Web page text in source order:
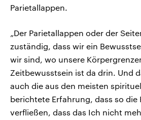
Parietallappen.
„Der Parietallappen oder der
zuständig, dass wir ein
wir sind, wo unsere
Zeitbewusstsein ist da drin. Und
auch die aus den meisten
berichtete Erfahrung, dass so die
verfließen, dass das Ich nicht